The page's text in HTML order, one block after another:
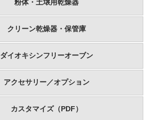
粉体・土壌用乾燥器
クリーン乾燥器・保管庫
ダイオキシンフリーオーブン
アクセサリー／オプション
カスタマイズ（PDF）